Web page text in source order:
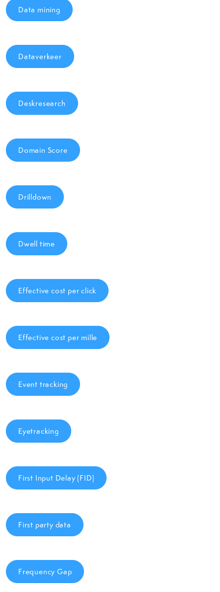
Data mining
Dataverkeer
Deskresearch
Domain Score
Drilldown
Dwell time
Effective cost per click
Effective cost per mille
Event tracking
Eyetracking
First Input Delay (FID)
First party data
Frequency Gap